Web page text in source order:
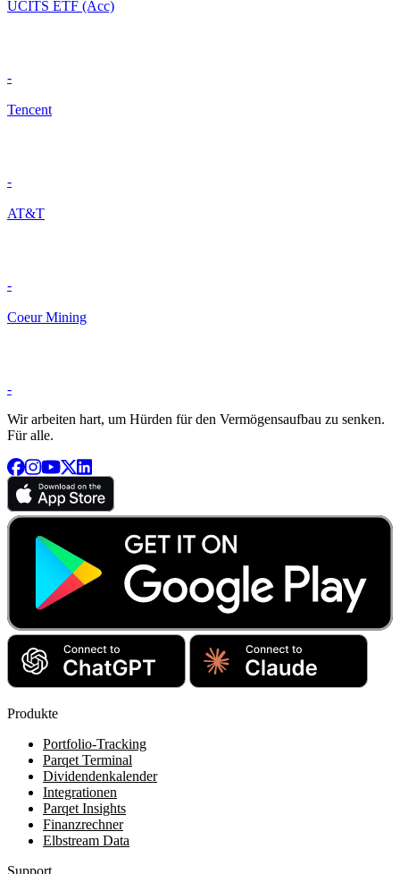
UCITS ETF (Acc)
-
Tencent
-
AT&T
-
Coeur Mining
-
Wir arbeiten hart, um Hürden für den Vermögensaufbau zu senken.
Für alle.
Produkte
Portfolio-Tracking
Parqet Terminal
Dividendenkalender
Integrationen
Parqet Insights
Finanzrechner
Elbstream Data
Support